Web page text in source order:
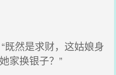
然是求财，这姑娘身
家换银子？”